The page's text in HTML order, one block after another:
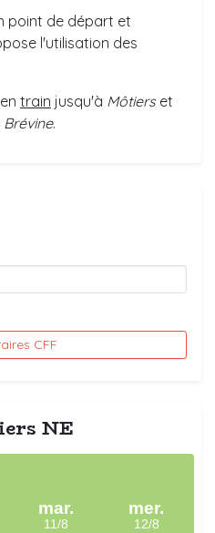
point de départ et
l'utilisation des
train jusqu'à Môtierset
Brévine.
CFF
NE